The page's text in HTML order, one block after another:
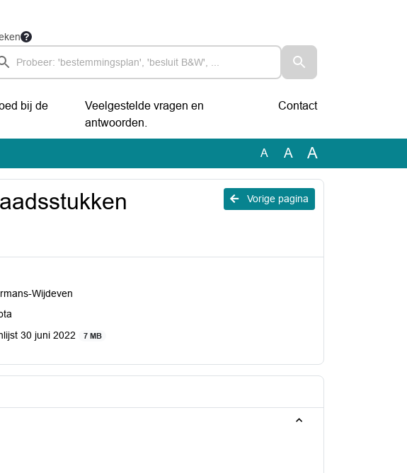
bij de
Veelgestelde vragen en
antwoorden.
Contact
A A A
Vorige pagina
Wijdeven
30 juni 2022 7 MB